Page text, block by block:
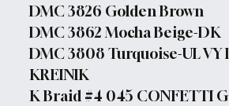
DMC 3826 Golden Brown
DMC 3862 Mocha Beige-DK
DMC 3808 Turquoise-UL VY
KREINIK
K Braid #4 045 CONFETTI